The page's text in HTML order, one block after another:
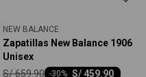
NEW BALANCE
Zapatillas New Balance 1906
Unisex
S/ 459.90
-30
S/659.90